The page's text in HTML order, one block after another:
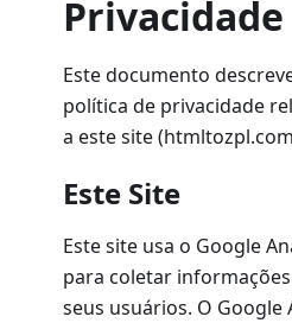
Privacidade
Este documento
política de privacidade
a este site
Este Site
Este site usa o Google
para coletar
seus usuários. O Google